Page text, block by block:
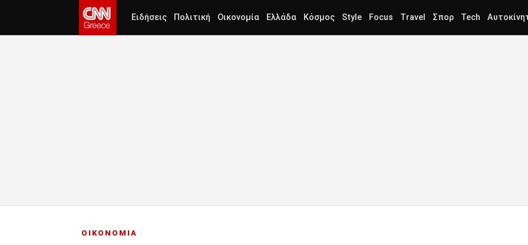
Ειδήσεις Πολιτική Οικονομία Ελλάδα Κόσμος Style Focus Travel Σπορ Tech
ΟΙΚΟΝΟΜΙΑ